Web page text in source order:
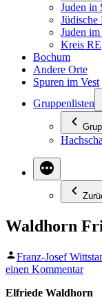
Juden in
Jüdische
Juden im
Kreis RE
Bochum
Andere Orte
Spuren im Vest
Gruppenlisten
Waldhorn
Veröffentlicht
von
Franz-Josef
einen Kommentarzu
Elfriede Waldhorn